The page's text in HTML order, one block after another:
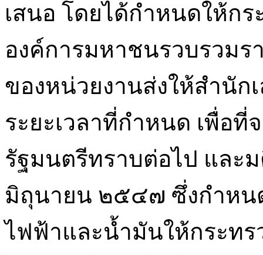
เสนอ โดยได้กำหนดให้ก
องค์การมหาชนรวบรวมร
ของหน่วยงานส่งให้สำนั
ระยะเวลาที่กำหนด เพื่อ
รัฐมนตรีทราบต่อไป และ
มิถุนายน ๒๕๔๗ ซึ่งกำหน
ไฟฟ้าและน้ำมันให้กระทร